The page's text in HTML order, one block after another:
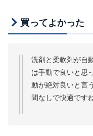
買ってよかった
洗剤と柔軟剤が自
は手動で良いと思
動が絶対良いと言
間なしで快適です